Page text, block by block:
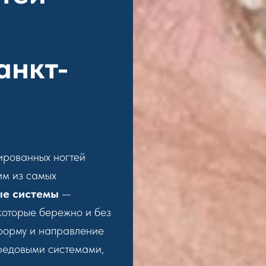
ногтей
из самых
системы —
бережно и без
и направление
системами,